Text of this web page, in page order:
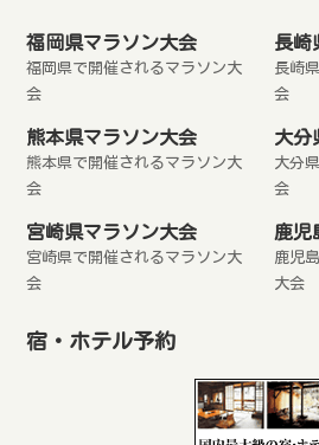
福岡県マラソン大会
福岡県で開催されるマラソン大
会
長崎
長崎
会
熊本県マラソン大会
熊本県で開催されるマラソン大
会
大分
大分
会
宮崎県マラソン大会
宮崎県で開催されるマラソン大
会
鹿児
鹿児
大会
宿・ホテル予約